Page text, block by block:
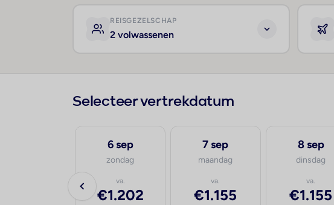
REISGEZELSCHAP
2 volwassenen
Selecteer vertrekdatum
6 sep
zondag
va.
€1.202
7 sep
maandag
va.
€1.155
8 sep
dinsdag
va.
€1.155